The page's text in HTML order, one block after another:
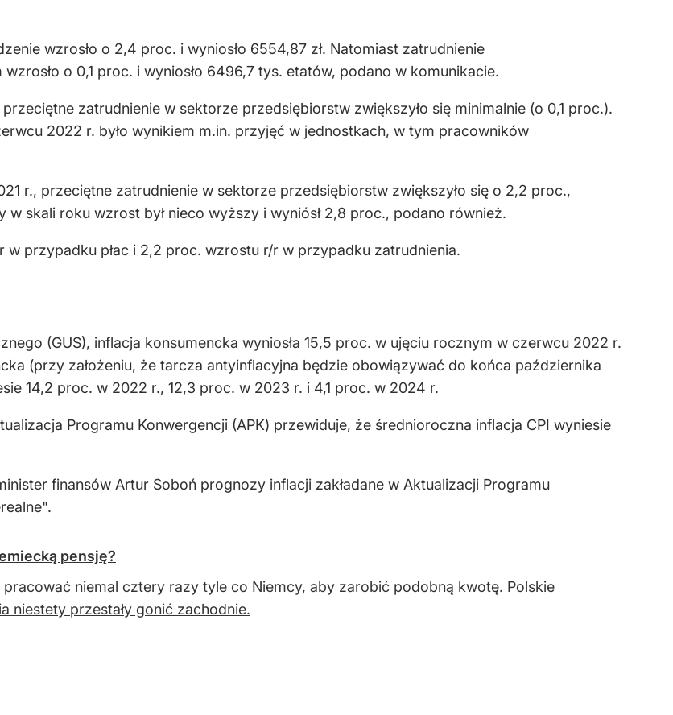
wzrosło o 2,4 proc. i wyniosło 6554,87 zł. Natomiast zatrudnienie
o 0,1 proc. i wyniosło 6496,7 tys. etatów, podano w komunikacie.
zatrudnienie w sektorze przedsiębiorstw zwiększyło się minimalnie (o 0,1 proc.).
2022 r. było wynikiem m.in. przyjęć w jednostkach, w tym pracowników
r., przeciętne zatrudnienie w sektorze przedsiębiorstw zwiększyło się o 2,2 proc.,
skali roku wzrost był nieco wyższy i wyniósł 2,8 proc., podano również.
przypadku płac i 2,2 proc. wzrostu r/r w przypadku zatrudnienia.
(GUS), inflacja konsumencka wyniosła 15,5 proc. w ujęciu rocznym w czerwcu 2022 r.
(przy założeniu, że tarcza antyinflacyjna będzie obowiązywać do końca października
14,2 proc. w 2022 r., 12,3 proc. w 2023 r. i 4,1 proc. w 2024 r.
Programu Konwergencji (APK) przewiduje, że średnioroczna inflacja CPI wyniesie
finansów Artur Soboń prognozy inflacji zakładane w Aktualizacji Programu
pensję?
pracować niemal cztery razy tyle co Niemcy, aby zarobić podobną kwotę. Polskie
niestety przestały gonić zachodnie.